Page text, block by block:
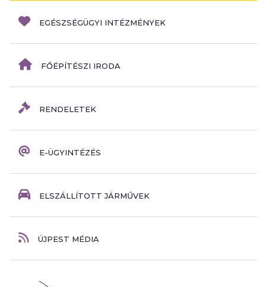
EGÉSZSÉGÜGYI INTÉZMÉNYEK
FŐÉPÍTÉSZI IRODA
RENDELETEK
E-ÜGYINTÉZÉS
ELSZÁLLÍTOTT JÁRMŰVEK
ÚJPEST MÉDIA